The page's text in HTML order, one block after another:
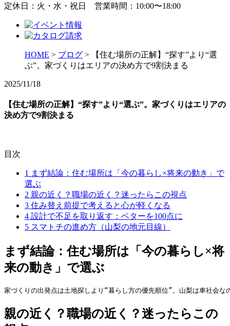
定休日：火・水・祝日 営業時間：10:00〜18:00
HOME > ブログ >
【住む場所の正解】“探す”より“選
ぶ”。家づくりはエリアの決め方で9割決まる
2025/11/18
【住む場所の正解】“探す”より“選ぶ”。家づくりはエリアの
決め方で9割決まる
目次
1 まず結論：住む場所は「今の暮らし×将来の動き」で
選ぶ
2 親の近く？職場の近く？迷ったらこの視点
3 住み替え前提で考えると心が軽くなる
4 設計で不足を取り返す：ベターを100点に
5 スマトチの進め方（山梨の地元目線）
まず結論：住む場所は「今の暮らし×将
来の動き」で選ぶ
家づくりの出発点は土地探しより“暮らし方の優先順位”。山梨は車社会
親の近く？職場の近く？迷ったらこの